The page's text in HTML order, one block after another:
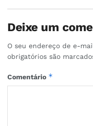
Deixe um
O seu endereço de e-
obrigatórios são
Comentário *